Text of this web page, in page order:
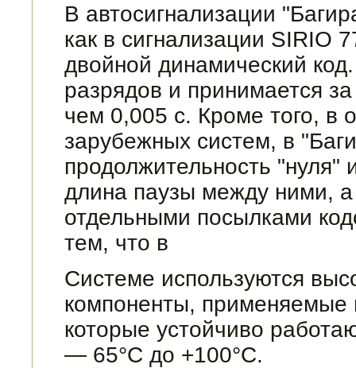
В автосигнализации
как в сигна­лизации SIRIO
двойной динамический
разрядов и принимается
чем 0,005 с. Кроме того, в
зарубежных систем, в
продолжительность "нуля"
длина паузы между ними,
отдельными посылками
тем, что в
Системе используются
компоненты, применяе­мые
которые устойчиво
— 65°С до +100°С.